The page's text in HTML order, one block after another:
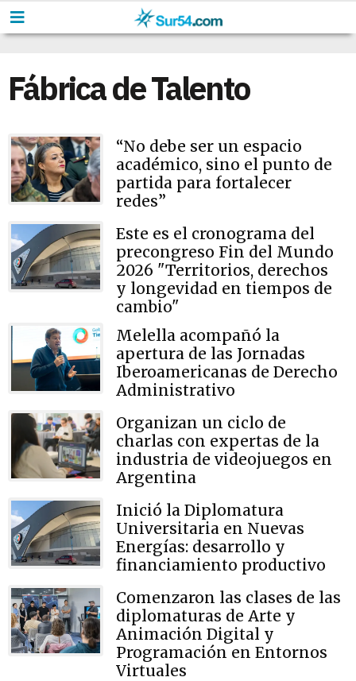
Fábrica de Talento
“No debe ser un espacio
académico, sino el punto de
partida para fortalecer
redes”
Este es el cronograma del
precongreso Fin del Mundo
2026 "Territorios, derechos
y longevidad en tiempos de
cambio"
Melella acompañó la
apertura de las Jornadas
Iberoamericanas de Derecho
Administrativo
Organizan un ciclo de
charlas con expertas de la
industria de videojuegos en
Argentina
Inició la Diplomatura
Universitaria en Nuevas
Energías: desarrollo y
financiamiento productivo
Comenzaron las clases de las
diplomaturas de Arte y
Animación Digital y
Programación en Entornos
Virtuales